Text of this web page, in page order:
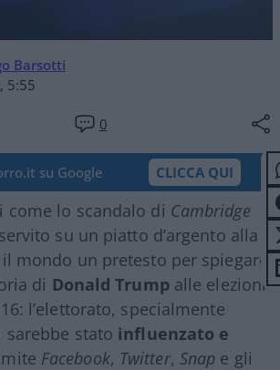
Barsotti
5:55
0
su Google CLICCA QUI
come lo scandalo di Cambridge
su un piatto d’argento alla
mondo un pretesto per spiegare
di Donald Trumpalle elezioni
l’elettorato, specialmente
stato influenzato e
Facebook, Twitter, Snap e gli